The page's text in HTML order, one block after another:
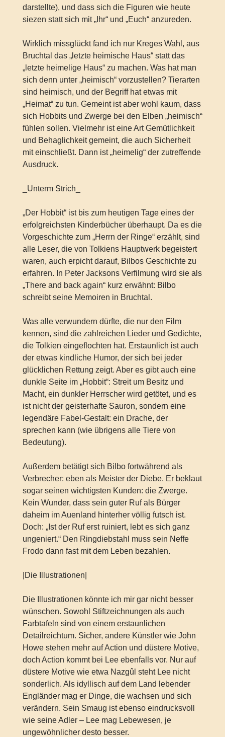
darstellte), und dass sich die Figuren wie heute
siezen statt sich mit „Ihr“ und „Euch“ anzureden.
Wirklich missglückt fand ich nur Kreges Wahl, aus
Bruchtal das „letzte heimische Haus“ statt das
„letzte heimelige Haus“ zu machen. Was hat man
sich denn unter „heimisch“ vorzustellen? Tierarten
sind heimisch, und der Begriff hat etwas mit
„Heimat“ zu tun. Gemeint ist aber wohl kaum, dass
sich Hobbits und Zwerge bei den Elben „heimisch“
fühlen sollen. Vielmehr ist eine Art Gemütlichkeit
und Behaglichkeit gemeint, die auch Sicherheit
mit einschließt. Dann ist „heimelig“ der zutreffende
Ausdruck.
_Unterm Strich_
„Der Hobbit“ ist bis zum heutigen Tage eines der
erfolgreichsten Kinderbücher überhaupt. Da es die
Vorgeschichte zum „Herrn der Ringe“ erzählt, sind
alle Leser, die von Tolkiens Hauptwerk begeistert
waren, auch erpicht darauf, Bilbos Geschichte zu
erfahren. In Peter Jacksons Verfilmung wird sie als
„There and back again“ kurz erwähnt: Bilbo
schreibt seine Memoiren in Bruchtal.
Was alle verwundern dürfte, die nur den Film
kennen, sind die zahlreichen Lieder und Gedichte,
die Tolkien eingeflochten hat. Erstaunlich ist auch
der etwas kindliche Humor, der sich bei jeder
glücklichen Rettung zeigt. Aber es gibt auch eine
dunkle Seite im „Hobbit“: Streit um Besitz und
Macht, ein dunkler Herrscher wird getötet, und es
ist nicht der geisterhafte Sauron, sondern eine
legendäre Fabel-Gestalt: ein Drache, der
sprechen kann (wie übrigens alle Tiere von
Bedeutung).
Außerdem betätigt sich Bilbo fortwährend als
Verbrecher: eben als Meister der Diebe. Er beklaut
sogar seinen wichtigsten Kunden: die Zwerge.
Kein Wunder, dass sein guter Ruf als Bürger
daheim im Auenland hinterher völlig futsch ist.
Doch: „Ist der Ruf erst ruiniert, lebt es sich ganz
ungeniert.“ Den Ringdiebstahl muss sein Neffe
Frodo dann fast mit dem Leben bezahlen.
|Die Illustrationen|
Die Illustrationen könnte ich mir gar nicht besser
wünschen. Sowohl Stiftzeichnungen als auch
Farbtafeln sind von einem erstaunlichen
Detailreichtum. Sicher, andere Künstler wie John
Howe stehen mehr auf Action und düstere Motive,
doch Action kommt bei Lee ebenfalls vor. Nur auf
düstere Motive wie etwa Nazgûl steht Lee nicht
sonderlich. Als idyllisch auf dem Land lebender
Engländer mag er Dinge, die wachsen und sich
verändern. Sein Smaug ist ebenso eindrucksvoll
wie seine Adler – Lee mag Lebewesen, je
ungewöhnlicher desto besser.